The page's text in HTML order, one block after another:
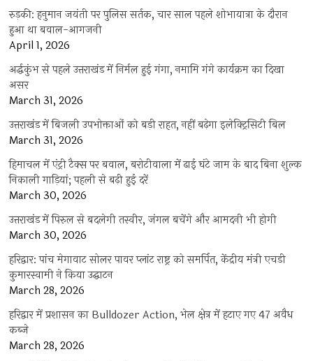
रुड़की: हनुमान जयंती पर पुलिस सर्तक, चार साल पहले शोभायात्रा के दौरान
हुआ था बवाल-आगजनी
April 1, 2026
अर्द्धकुंभ से पहले उत्तराखंड में निर्मल हुई गंगा, नमामि गंगे कार्यक्रम का दिखा
असर
March 31, 2026
उत्तराखंड में बिजली उपभोक्ताओं को बड़ी राहत, नहीं बढ़ेगा इलेक्ट्रिसिटी बिल
March 31, 2026
हिमाचल में एंट्री टैक्स पर बवाल, बरोटीवाला में ढाई घंटे जाम के बाद बिना शुल्क
निकाली गाड़ियां; पहली से बढ़ी हुई दरें
March 30, 2026
उत्तराखंड में पिरुल से बदलेगी तस्वीर, जंगल बचेंगे और आमदनी भी होगी
March 30, 2026
हरिद्वार: पांच मेगावाट सोलर पावर प्लांट राष्ट्र को समर्पित, केंद्रीय मंत्री एचडी
कुमारस्वामी ने किया उद्घाटन
March 28, 2026
हरिद्वार में प्रशासन का Bulldozer Action, भेल क्षेत्र में हटाए गए 47 अवैध
कब्जे
March 28, 2026